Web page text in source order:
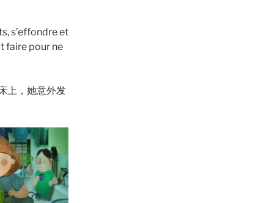
s’effondre et
faire pour ne
上，她意外发